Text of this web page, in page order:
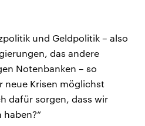
und Geldpolitik – also
das andere
Notenbanken – so
neue Krisen möglichst
dafür sorgen, dass wir